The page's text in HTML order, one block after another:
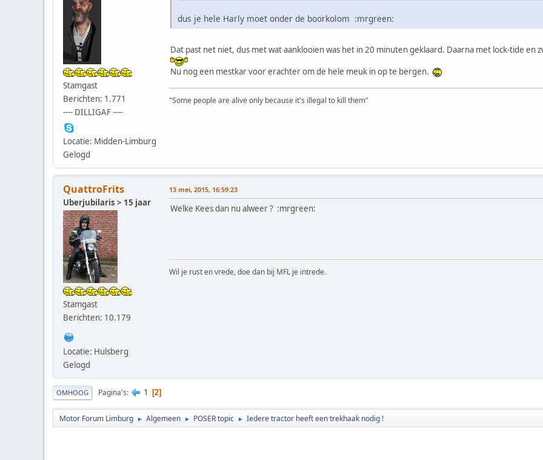
Stamgast
Berichten: 1.771
---- DILLIGAF ----
Locatie: Midden-Limburg
Gelogd
dus je hele Harly moet onder de boorkolom :mrgreen:
Dat past net niet, dus met wat aanklooien was het in 20 minuten geklaard. Daarna met lock-tide en
Nu nog een mestkar voor erachter om de hele meuk in op te bergen.
"Some people are alive only because it's illegal to kill them"
QuattroFrits
Uberjubilaris > 15 jaar
Stamgast
Berichten: 10.179
Locatie: Hulsberg
Gelogd
13 mei, 2015, 16:59:23
Welke Kees dan nu alweer ? :mrgreen:
Wil je rust en vrede, doe dan bij MFL je intrede.
OMHOOG Pagina's 1 2
Motor Forum Limburg ► Algemeen ► POSER topic ► Iedere tractor heeft een trekhaak nodig !